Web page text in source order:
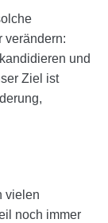
verändern:
und
Ziel ist
vielen
noch immer